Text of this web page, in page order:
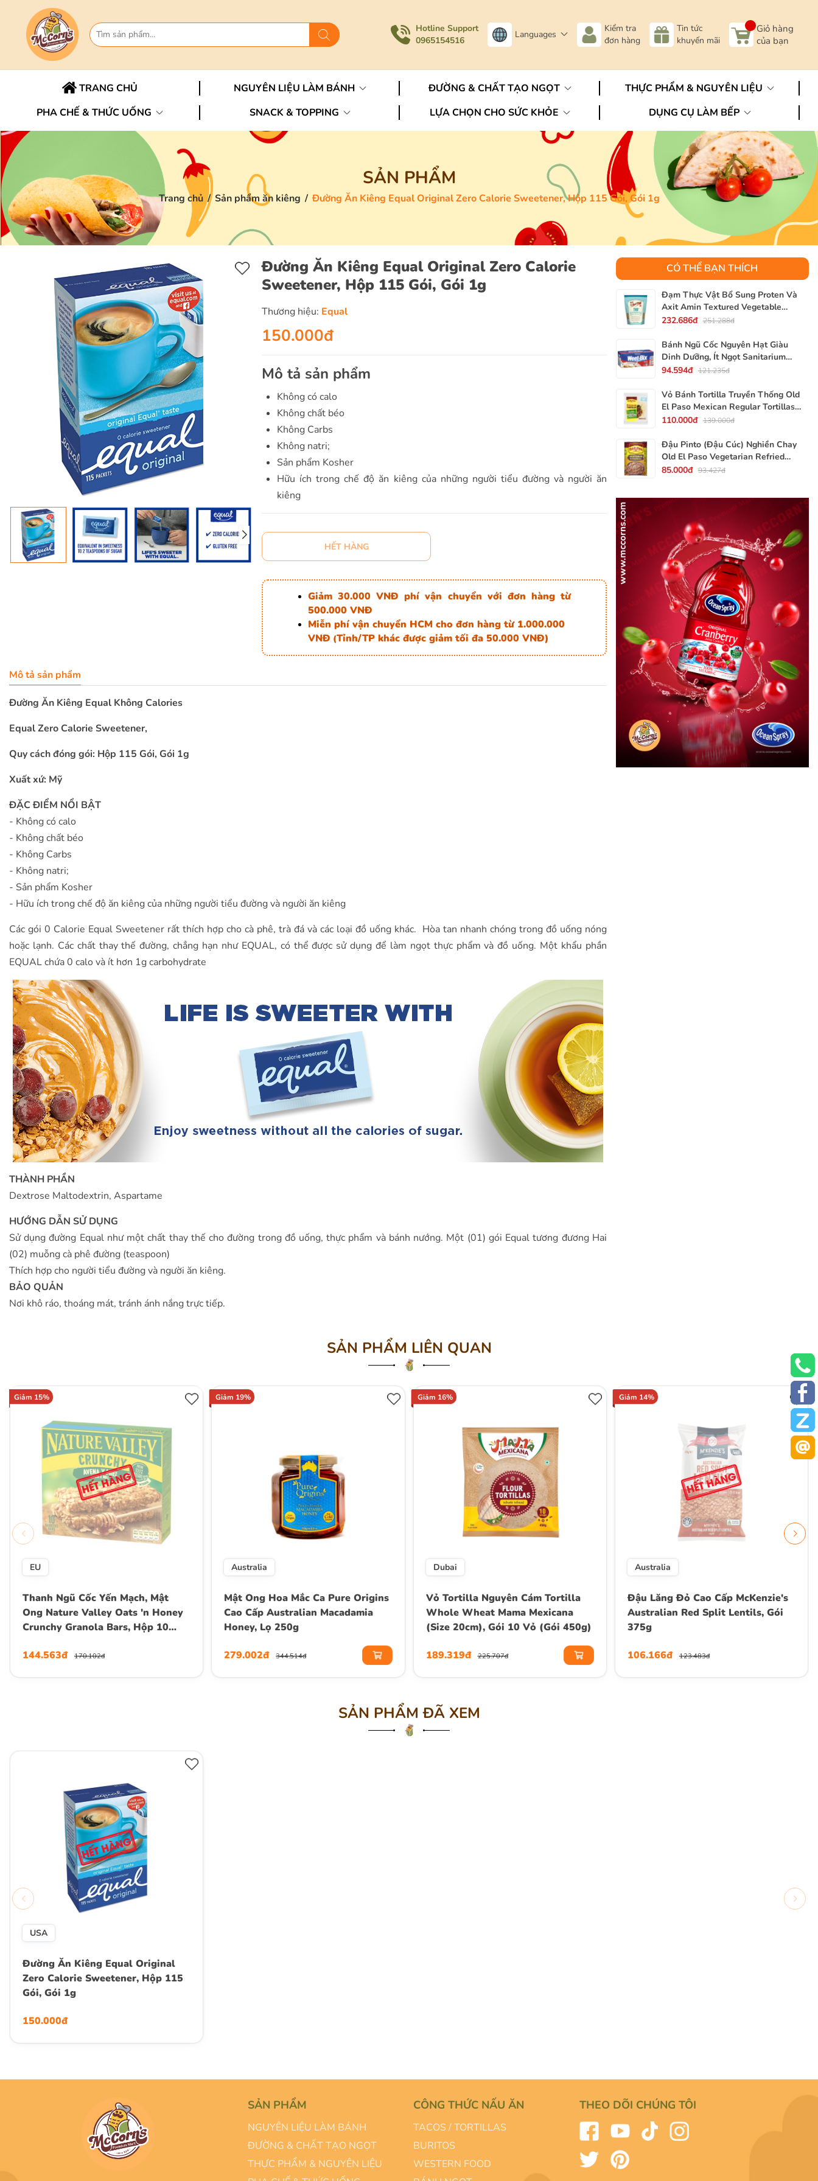
Hotline Support
0965154516
Languages
Kiểm tra
đơn hàng
Tin tức
khuyến mãi
Giỏ hàng
của bạn
TRANG CHỦ NGUYÊN LIỆU LÀM BÁNH ĐƯỜNG & CHẤT TẠO NGỌT
THỰC PHẨM & NGUYÊN LIỆU
PHA CHẾ & THỨC UỐNG
SNACK & TOPPING LỰA CHỌN CHO SỨC KHỎE DỤNG CỤ LÀM BẾP
SẢN PHẨM
Trang chủ / Sản phẩm ăn kiêng / Đường Ăn Kiêng Equal Original Zero Calorie Sweetener, Hộp 115 Gói, Gói 1g
Đường Ăn Kiêng Equal Original Zero Calorie
Sweetener, Hộp 115 Gói, Gói 1g
Thương hiệu: Equal
150.000đ
Mô tả sản phẩm
Không có calo
Không chất béo
Không Carbs
Không natri;
Sản phẩm Kosher
Hữu ích trong chế độ ăn kiêng của những người tiểu đường và người ăn
kiêng
HẾT HÀNG
Giảm 30.000 VNĐ phí vận chuyển với đơn hàng từ
500.000 VNĐ
Miễn phí vận chuyển HCM cho đơn hàng từ 1.000.000
VNĐ (Tỉnh/TP khác được giảm tối đa 50.000 VNĐ)
Mô tả sản phẩm
Đường Ăn Kiêng Equal Không Calories
Equal Zero Calorie Sweetener,
Quy cách đóng gói: Hộp 115 Gói, Gói 1g
Xuất xứ: Mỹ
ĐẶC ĐIỂM NỔI BẬT
- Không có calo
- Không chất béo
- Không Carbs
- Không natri;
- Sản phẩm Kosher
- Hữu ích trong chế độ ăn kiêng của những người tiểu đường và người ăn kiêng
Các gói 0 Calorie Equal Sweetener rất thích hợp cho cà phê, trà đá và các loại đồ uống khác. Hòa tan nhanh chóng trong đồ uống nóng
hoặc lạnh. Các chất thay thế đường, chẳng hạn như EQUAL, có thể được sử dụng để làm ngọt thực phẩm và đồ uống. Một khẩu phần
EQUAL chứa 0 calo và ít hơn 1g carbohydrate
THÀNH PHẦN
Dextrose Maltodextrin, Aspartame
HƯỚNG DẪN SỬ DỤNG
Sử dụng đường Equal như một chất thay thế cho đường trong đồ uống, thực phẩm và bánh nướng. Một (01) gói Equal tương đương Hai
(02) muỗng cà phê đường (teaspoon)
Thích hợp cho người tiểu đường và người ăn kiêng.
BẢO QUẢN
Nơi khô ráo, thoáng mát, tránh ánh nắng trực tiếp.
CÓ THỂ BẠN THÍCH
Đạm Thực Vật Bổ Sung Proten Và
Axit Amin Textured Vegetable
Protein TVP Bob's Red Mill, Gói
232.686đ 251.288đ
Bánh Ngũ Cốc Nguyên Hạt Giàu
Dinh Dưỡng, Ít Ngọt Sanitarium
Weet-Bix, Hộp 375g
94.594đ 121.235đ
Vỏ Bánh Tortilla Truyền Thống Old
El Paso Mexican Regular Tortillas
Flour, Gói 240g (Gói 6 Vỏ)
110.000đ 139.000đ
Đậu Pinto (Đậu Cúc) Nghiền Chay
Old El Paso Vegetarian Refried
Beans, Lon 453g (16 Oz.) 1 Lb.
85.000đ 93.427đ
SẢN PHẨM LIÊN QUAN
Giảm 15%
EU
Thanh Ngũ Cốc Yến Mạch, Mật
Ong Nature Valley Oats 'n Honey
Crunchy Granola Bars, Hộp 10
144.563đ
170.102đ
Giảm 19%
Australia
Mật Ong Hoa Mắc Ca Pure Origins
Cao Cấp Australian Macadamia
Honey, Lọ 250g
279.002đ 344.514đ
Giảm 16%
Dubai
Vỏ Tortilla Nguyên Cám Tortilla
Whole Wheat Mama Mexicana
(Size 20cm), Gói 10 Vỏ (Gói 450g)
189.319đ 225.707đ
Giảm 14%
Australia
Đậu Lăng Đỏ Cao Cấp McKenzie's
Australian Red Split Lentils, Gói
375g
106.166đ 123.483đ
SẢN PHẨM ĐÃ XEM
USA
Đường Ăn Kiêng Equal Original
Zero Calorie Sweetener, Hộp 115
Gói, Gói 1g
150.000đ
SẢN PHẨM
NGUYÊN LIỆU LÀM BÁNH
ĐƯỜNG & CHẤT TẠO NGỌT
THỰC PHẨM & NGUYÊN LIỆU
CÔNG THỨC NẤU ĂN
TACOS / TORTILLAS
BURITOS
WESTERN FOOD
THEO DÕI CHÚNG TÔI